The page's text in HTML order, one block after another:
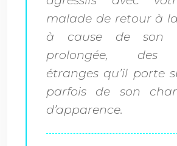
malade de retour à
à cause de son
prolongée, des
étranges qu’il porte
parfois de son
d’apparence.